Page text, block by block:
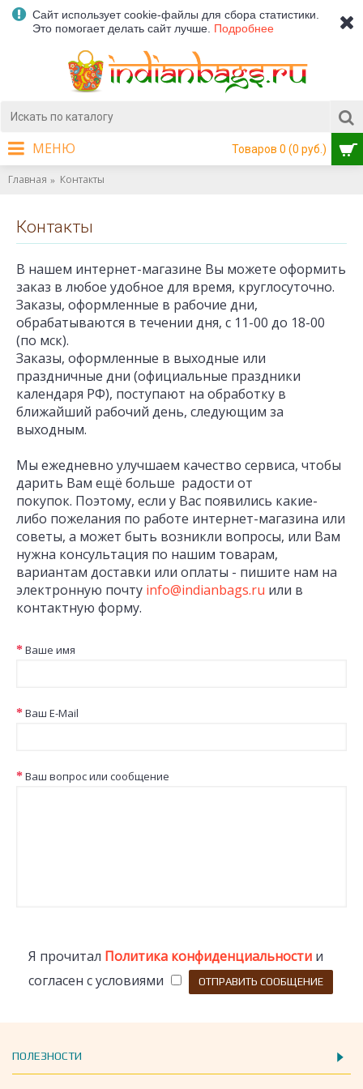
Сайт использует cookie-файлы для сбора статистики.
Это помогает делать сайт лучше. Подробнее
Товаров 0 (0 руб.)
МЕНЮ
Главная Контакты
Контакты
В нашем интернет-магазине Вы можете оформить
заказ в любое удобное для время, круглосуточно.
Заказы, оформленные в рабочие дни,
обрабатываются в течении дня, с 11-00 до 18-00
(по мск).
Заказы, оформленные в выходные или
праздничные дни (официальные праздники
календаря РФ), поступают на обработку в
ближайший рабочий день, следующим за
выходным.
Мы ежедневно улучшаем качество сервиса, чтобы
дарить Вам ещё больше радости от
покупок. Поэтому, если у Вас появились какие-
либо пожелания по работе интернет-магазина или
советы, а может быть возникли вопросы, или Вам
нужна консультация по нашим товарам,
вариантам доставки или оплаты - пишите нам на
электронную почту info@indianbags.ru или в
контактную форму.
Ваше имя
Ваш E-Mail
Ваш вопрос или сообщение
Я прочитал Политика конфиденциальности и
согласен с условиями
ПОЛЕЗНОСТИ